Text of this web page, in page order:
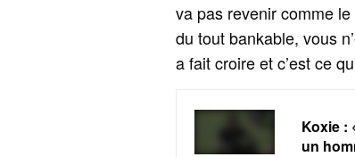
va pas revenir comme le
du tout bankable, vous
a fait croire et c’est ce
Koxie :
un